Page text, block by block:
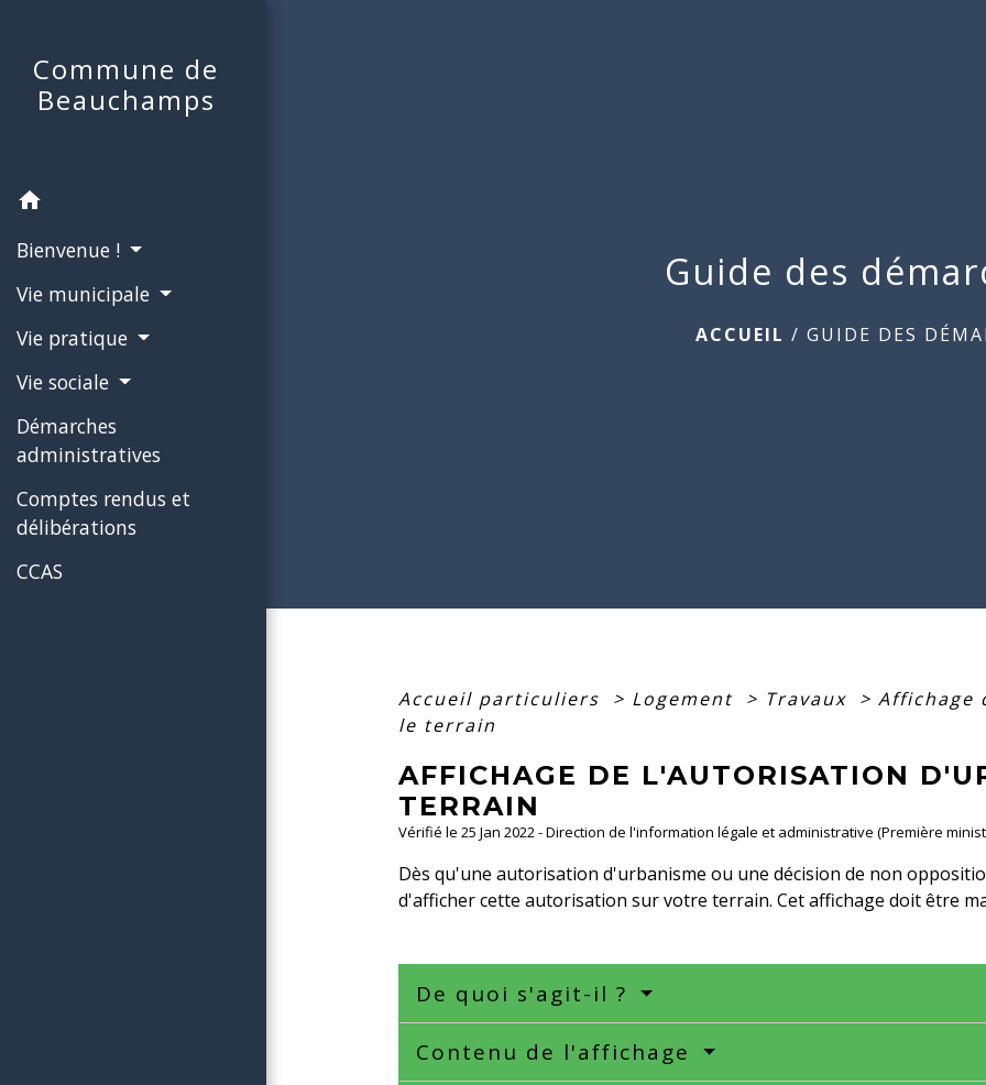
Commune de
Beauchamps
home
Bienvenue !
Vie municipale
Vie pratique
Vie sociale
Démarches
administratives
Comptes rendus et
délibérations
CCAS
Guide des
ACCUEIL / GUIDE DES
Accueil particuliers > Logement > Travaux > Affichage
le terrain
AFFICHAGE DE L'AUTORISATION
TERRAIN
Vérifié le 25 Jan 2022 - Direction de l'information légale et administrative (Première
Dès qu'une autorisation d'urbanisme ou une décision de non
d'afficher cette autorisation sur votre terrain. Cet affichage doit être
De quoi s'agit-il ?
Contenu de l'affichage